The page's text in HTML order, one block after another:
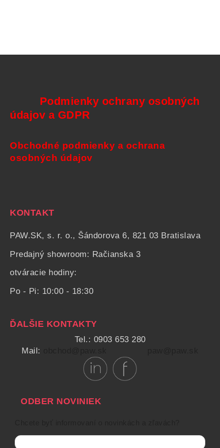
Podmienky ochrany osobných
údajov a GDPR
Obchodné podmienky a ochrana
osobných údajov
KONTAKT
PAW.SK, s. r. o., Šándorova 6, 821 03 Bratislava
Predajný showroom: Račianska 3
otváracie hodiny:
Po - Pi: 10:00 - 18:30
ĎALŠIE KONTAKTY
Tel.: 0903 653 280
Mail:
ODBER NOVINIEK